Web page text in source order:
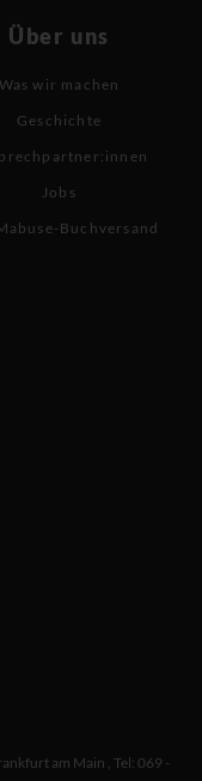
Über uns
Was wir machen
Geschichte
Jobs
Buchversand
am Main , Tel: 069 -